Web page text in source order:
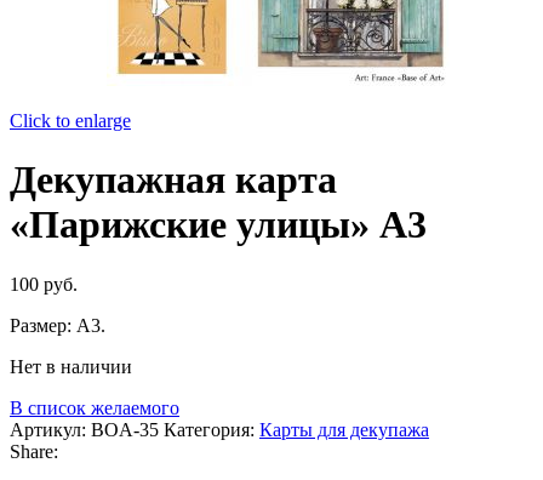
Click to enlarge
Декупажная карта
«Парижские улицы» А3
100 руб.
Размер: А3.
Нет в наличии
В список желаемого
Артикул: BOA-35 Категория: Карты для декупажа
Share: